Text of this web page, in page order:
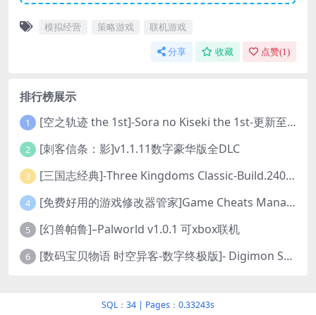
模拟经营 策略游戏 联机游戏
分享 收藏 点赞(1 )
排行榜展示
1 [空之轨迹 the 1st]-Sora no Kiseki the 1st-更新至v1.06.4-全DLC
2 [刺客信条：影]v1.1.11数字豪华版全DLC
3 [三国志经典]-Three Kingdoms Classic-Build.24048091-v1.0.0+5
4 [免费好用的游戏修改器管家]Game Cheats Manager
5 [幻兽帕鲁]–Palworld v1.0.1 可xbox联机
6 [数码宝贝物语 时空异客-数字终极版]- Digimon Story Time Stranger-Build.23514637
SQL：34 | Pages：0.33243s